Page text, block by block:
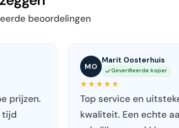
beoordelingen
prijs.
gedoe.
QV
Quinten Vermaas
Geverifieerde koper
★★★★★
Goede communicatie
verzending. Dozen